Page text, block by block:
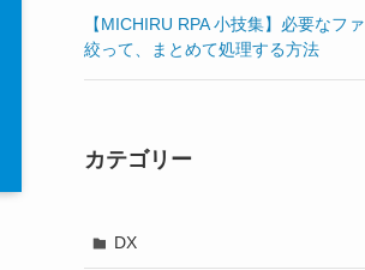
【MICHIRU RPA 小技集】必要なフ
絞って、まとめて処理する方法
カテゴリー
DX